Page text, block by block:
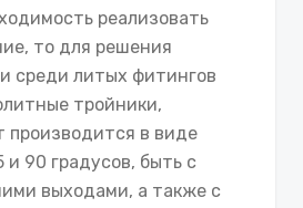
реализовать
то для решения
среди литых фитингов
тройники,
производится в виде
и 90 градусов, быть с
выходами, а также с